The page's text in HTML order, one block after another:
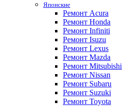
Японские
Ремонт Acura
Ремонт Honda
Ремонт Infiniti
Ремонт Isuzu
Ремонт Lexus
Ремонт Mazda
Ремонт Mitsubishi
Ремонт Nissan
Ремонт Subaru
Ремонт Suzuki
Ремонт Toyota